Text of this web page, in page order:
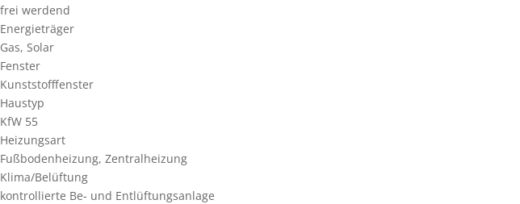
frei werdend
Energieträger
Gas, Solar
Fenster
Kunststofffenster
Haustyp
KfW 55
Heizungsart
Fußbodenheizung, Zentralheizung
Klima/Belüftung
kontrollierte Be- und Entlüftungsanlage